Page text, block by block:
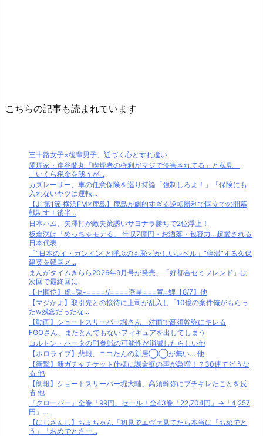
こちらの記事も読まれています
三十路女子×後輩男子、近づく心とすれ違い
愛煙家・岸谷蘭丸「喫煙者の権利がマジで侵害されてる」と私見
「いくら税金を我々が...
カズレーザー、車の任意保険を巡り持論「強制しろよ！」「保険にも
入れないヤツは運転...
【J1第1節 横浜FM×鹿島】鹿島が劇的すぎる逆転勝利で国立での開幕
戦制す！後半...
日本ハム、矢澤打が敵失策誘いサヨナラ勝ちで2位浮上！
板倉滉は「めっちゃモテる」 年収7億円・お洒落・包容力…超愛される
日本代表
「“日本のイ・ガンイン”と呼ぶのも恥ずかしいレベル」“停滞”する久保
建英を韓国メ...
まんがタイムきらら2026年9月号が発売、「好都合セミフレンド」は
次回で最終回に
【セ順位】虎=兎-====//====燕星===竜=鯉【8/7】他
【マジかよ】取引先との接待に上司が乱入し「10億の案件俺がもらっ
たw残念だったな...
【動画】ショートスリーパー堀さん、対面で高須幹弥にキレる
FGOさん、またとんでもないフィギュアを出してしまう
コルトン・ハータのF1参戦の可能性が消滅したらしい他
【ホロライブ】悲報、ニコたんの新居◯◯が無い… 他
【衝撃】新ガチャチケット仕様に課金壁の声が急増！？30連でどうな
る 他
【朗報】ショートスリーパー堀大輔、高須幹弥にブチギレたことを反
省 他
『クローバー』全巻「99円」セール！全43巻「22,704円」→「4,257
円」...
【にじさんじ】ちまちゃん「初見でエヴァ見てたら本当に「おめでと
う」「おめでとさー...